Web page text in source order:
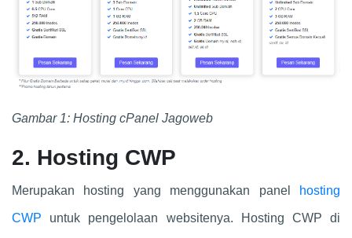
Gambar 1: Hosting cPanel Jagoweb
2. Hosting CWP
Merupakan hosting yang menggunakan panel hosting
CWP untuk pengelolaan websitenya. Hosting CWP di